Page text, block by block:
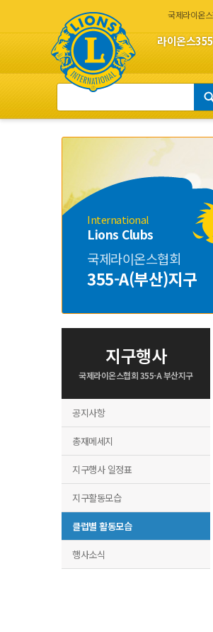
국제라이온
라이온스
International
Lions Clubs
국제라이온스협회
355-A(부산)지구
지구행사
국제라이온스협회 355-A 부산지구
공지사항
총재메세지
지구행사 일정표
지구활동모습
클럽별 활동모습
행사소식